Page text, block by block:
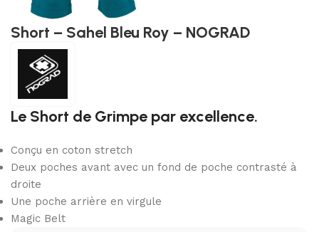
Short – Sahel Bleu Roy – NOGRAD
Le Short de Grimpe par excellence.
Conçu en coton stretch
Deux poches avant avec un fond de poche contrasté à
droite
Une poche arrière en virgule
Magic Belt